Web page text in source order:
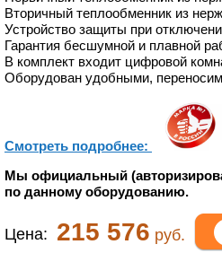
Вторичный теплообменник из
Устройство защиты при
Гарантия бесшумной и плавной
В комплект входит цифровой
Оборудован удобными,
Смотреть подробнее:
Мы официальный
по данному оборудованию.
Цена: 215 576 руб.